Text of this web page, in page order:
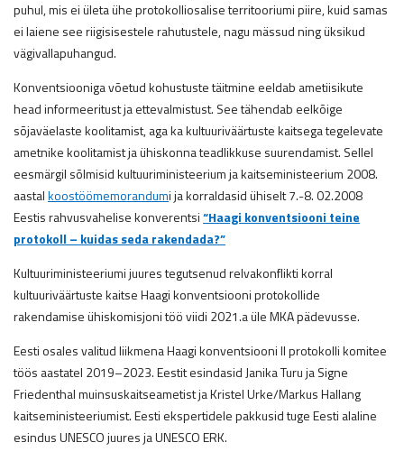
puhul, mis ei ületa ühe protokolliosalise territooriumi piire, kuid samas
ei laiene see riigisisestele rahutustele, nagu mässud ning üksikud
vägivallapuhangud.
Konventsiooniga võetud kohustuste täitmine eeldab ametiisikute
head informeeritust ja ettevalmistust. See tähendab eelkõige
sõjaväelaste koolitamist, aga ka kultuuriväärtuste kaitsega tegelevate
ametnike koolitamist ja ühiskonna teadlikkuse suurendamist. Sellel
eesmärgil sõlmisid kultuuriministeerium ja kaitseministeerium 2008.
aastalkoostöömemorandumi ja korraldasid ühiselt 7.-8. 02.2008
Eestis rahvusvahelise konverentsi“Haagi konventsiooni teine
protokoll – kuidas seda rakendada?”
Kultuuriministeeriumi juures tegutsenud relvakonflikti korral
kultuuriväärtuste kaitse Haagi konventsiooni protokollide
rakendamise ühiskomisjoni töö viidi 2021.a üle MKA pädevusse.
Eesti osales valitud liikmena Haagi konventsiooni II protokolli komitee
töös aastatel 2019–2023. Eestit esindasid Janika Turu ja Signe
Friedenthal muinsuskaitseametist ja Kristel Urke/Markus Hallang
kaitseministeeriumist. Eesti ekspertidele pakkusid tuge Eesti alaline
esindus UNESCO juures ja UNESCO ERK.